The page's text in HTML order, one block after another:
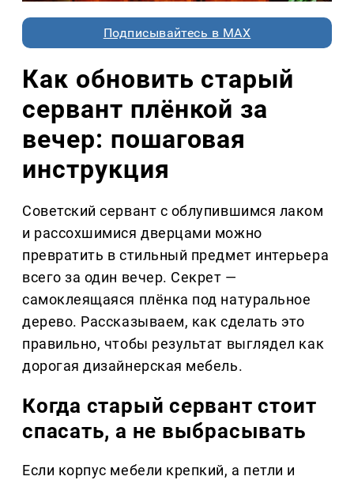
Подписывайтесь в MAX
Как обновить старый
сервант плёнкой за
вечер: пошаговая
инструкция
Советский сервант с облупившимся лаком
и рассохшимися дверцами можно
превратить в стильный предмет интерьера
всего за один вечер. Секрет —
самоклеящаяся плёнка под натуральное
дерево. Рассказываем, как сделать это
правильно, чтобы результат выглядел как
дорогая дизайнерская мебель.
Когда старый сервант стоит
спасать, а не выбрасывать
Если корпус мебели крепкий, а петли и